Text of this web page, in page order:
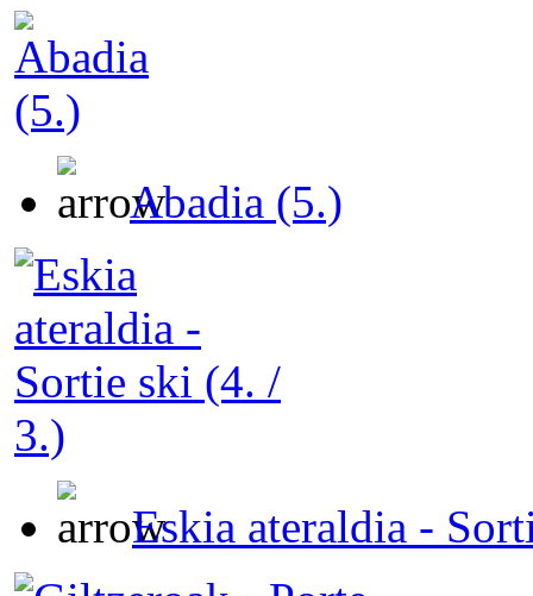
Abadia (5.)
Eskia ateraldia -